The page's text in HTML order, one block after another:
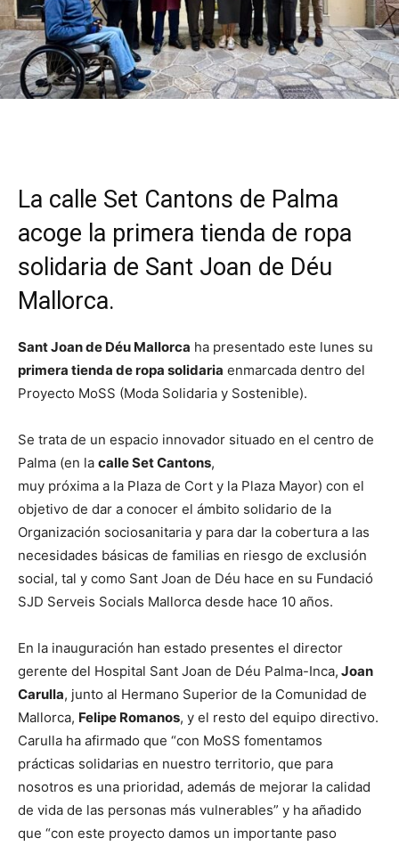
La calle Set Cantons de Palma
acoge la primera tienda de ropa
solidaria de Sant Joan de Déu
Mallorca.
Sant Joan de Déu Mallorca ha presentado este lunes su
primera tienda de ropa solidaria enmarcada dentro del
Proyecto MoSS (Moda Solidaria y Sostenible).
Se trata de un espacio innovador situado en el centro de
Palma (en la calle Set Cantons,
muy próxima a la Plaza de Cort y la Plaza Mayor) con el
objetivo de dar a conocer el ámbito solidario de la
Organización sociosanitaria y para dar la cobertura a las
necesidades básicas de familias en riesgo de exclusión
social, tal y como Sant Joan de Déu hace en su Fundació
SJD Serveis Socials Mallorca desde hace 10 años.
En la inauguración han estado presentes el director
gerente del Hospital Sant Joan de Déu Palma-Inca, Joan
Carulla, junto al Hermano Superior de la Comunidad de
Mallorca, Felipe Romanos, y el resto del equipo directivo.
Carulla ha afirmado que “con MoSS fomentamos
prácticas solidarias en nuestro territorio, que para
nosotros es una prioridad, además de mejorar la calidad
de vida de las personas más vulnerables” y ha añadido
que “con este proyecto damos un importante paso